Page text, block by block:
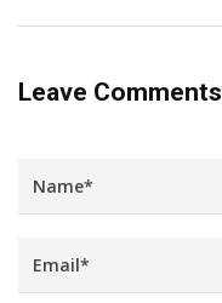
Leave Comments